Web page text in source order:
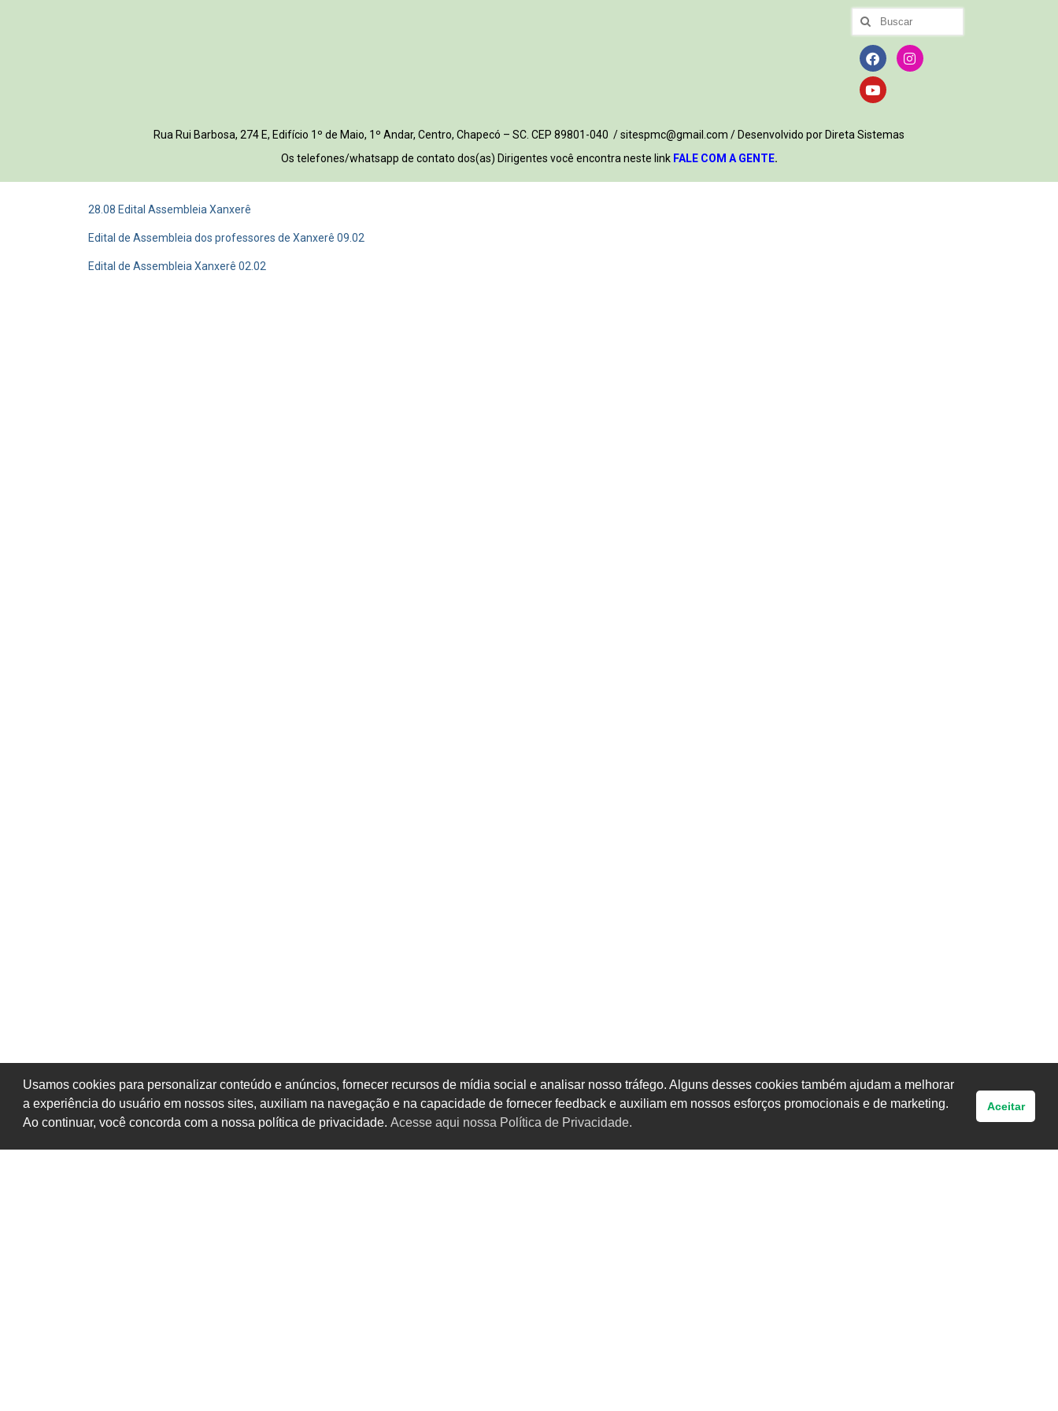
Rua Rui Barbosa, 274 E, Edifício 1º de Maio, 1º Andar, Centro, Chapecó – SC. CEP 89801-040 / sitespmc@gmail.com / Desenvolvido por Direta Sistemas
Os telefones/whatsapp de contato dos(as) Dirigentes você encontra neste link FALE COM A GENTE.
28.08 Edital Assembleia Xanxerê
Edital de Assembleia dos professores de Xanxerê 09.02
Edital de Assembleia Xanxerê 02.02
Usamos cookies para personalizar conteúdo e anúncios, fornecer recursos de mídia social e analisar nosso tráfego. Alguns desses cookies também ajudam a melhorar
a experiência do usuário em nossos sites, auxiliam na navegação e na capacidade de fornecer feedback e auxiliam em nossos esforços promocionais e de marketing.
Ao continuar, você concorda com a nossa política de privacidade. Acesse aqui nossa Política de Privacidade.
Aceitar